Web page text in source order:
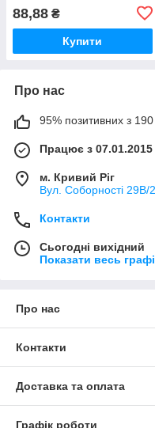
88,88 ₴
Купити
Про нас
95% позитивних з 190
Працює з 07.01.2015
м. Кривий Ріг
Вул. Соборності 29В/
Контакти
Сьогодні вихідний
Показати весь
Про нас
Контакти
Доставка та оплата
Графік роботи